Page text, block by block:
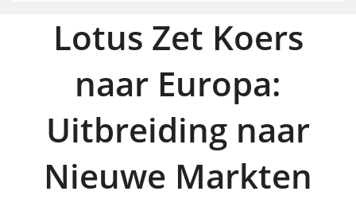
Lotus Zet Koers
naar Europa:
Uitbreiding naar
Nieuwe Markten